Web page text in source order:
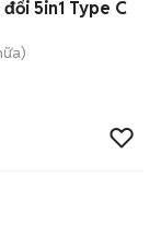
đổi 5in1 Type C